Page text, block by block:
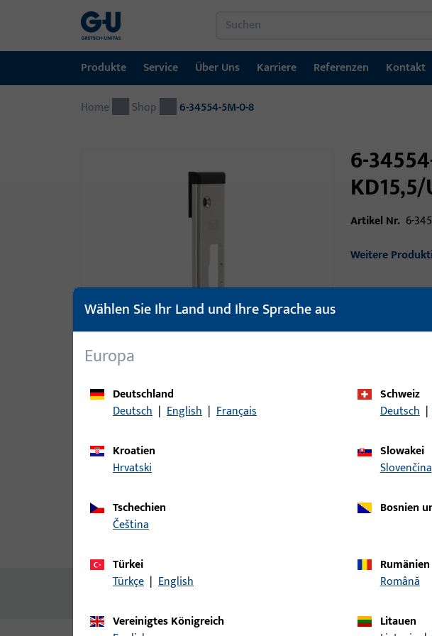
Produkte
Produkte
Automatische Eingangsysteme
Service
Service
Über Uns
Über Uns
Karriere
Karriere
Referenzen
Referenzen
Kontakt
Kontakt
Home Shop 6-34554-5M-0-8
6-
Artikel Nr. 6-
Weitere
Produkttyp
Bruttogewicht
Keine Inhalte vorhanden
Wählen Sie Ihr Land und Ihre Sprache aus
Europa
Deutschland
Deutsch | English | Français
Schweiz
Deutsch |
Kroatien
Hrvatski
Slowakei
Slovenčina
Tschechien
čeština
Bosnien
Türkei
Türkçe | English
Rumänien
Română
Vereinigtes Königreich
Litauen